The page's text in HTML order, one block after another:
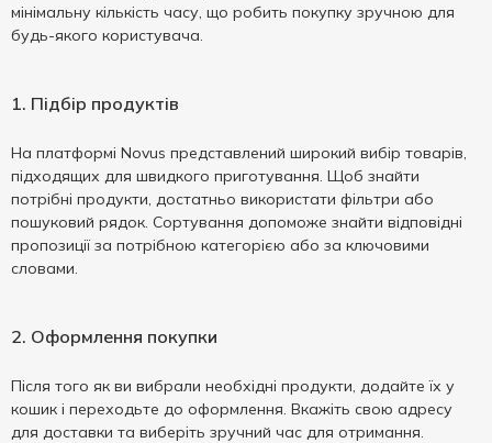
мінімальну кількість часу, що робить покупку зручною для
будь-якого користувача.
1. Підбір продуктів
На платформі Novus представлений широкий вибір товарів,
підходящих для швидкого приготування. Щоб знайти
потрібні продукти, достатньо використати фільтри або
пошуковий рядок. Сортування допоможе знайти відповідні
пропозиції за потрібною категорією або за ключовими
словами.
2. Оформлення покупки
Після того як ви вибрали необхідні продукти, додайте їх у
кошик і переходьте до оформлення. Вкажіть свою адресу
для доставки та виберіть зручний час для отримання.